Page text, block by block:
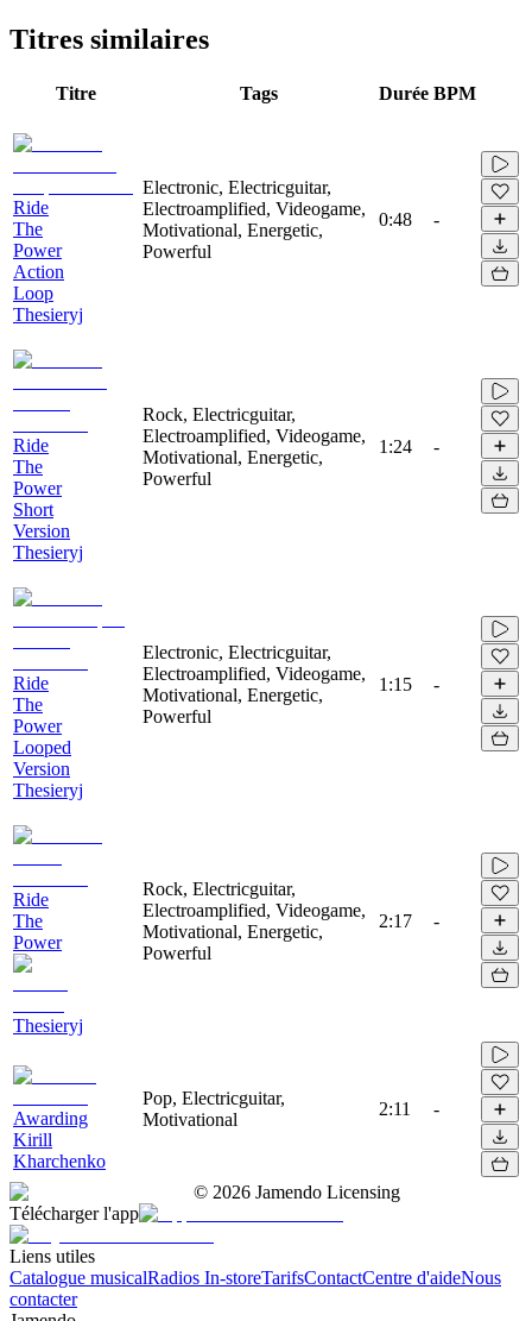
Titres similaires
Titre Tags Durée BPM
Ride
The
Power
Action
Loop
Thesieryj
Electronic, Electricguitar,
Electroamplified, Videogame,
Motivational, Energetic,
Powerful
0:48 -
Ride
The
Power
Short
Version
Thesieryj
Rock, Electricguitar,
Electroamplified, Videogame,
Motivational, Energetic,
Powerful
1:24 -
Ride
The
Power
Looped
Version
Thesieryj
Electronic, Electricguitar,
Electroamplified, Videogame,
Motivational, Energetic,
Powerful
1:15 -
Ride
The
Power
Thesieryj
Rock, Electricguitar,
Electroamplified, Videogame,
Motivational, Energetic,
Powerful
2:17 -
Awarding
Kirill
Kharchenko
Pop, Electricguitar,
Motivational
2:11 -
© 2026 Jamendo Licensing
Télécharger l'app
Liens utiles
Catalogue musicalRadios In-storeTarifsContactCentre d'aideNous
contacter